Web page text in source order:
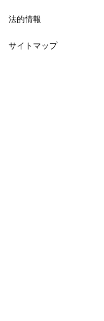
法的情報
サイトマップ